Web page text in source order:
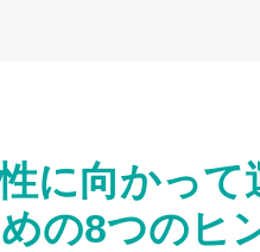
に向かっ
の8つのヒ